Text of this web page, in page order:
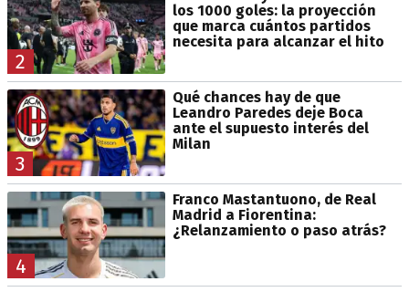
2
los 1000 goles: la proyección
que marca cuántos partidos
necesita para alcanzar el hito
3
Qué chances hay de que
Leandro Paredes deje Boca
ante el supuesto interés del
Milan
4
Franco Mastantuono, de Real
Madrid a Fiorentina:
¿Relanzamiento o paso atrás?